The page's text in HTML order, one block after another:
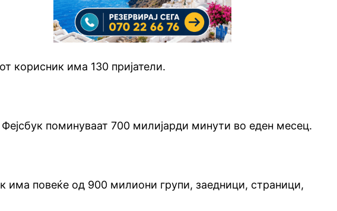
корисник има 130 пријатели.
Фејсбук поминуваат 700 милијарди минути во еден месец.
има повеќе од 900 милиони групи, заедници, страници,